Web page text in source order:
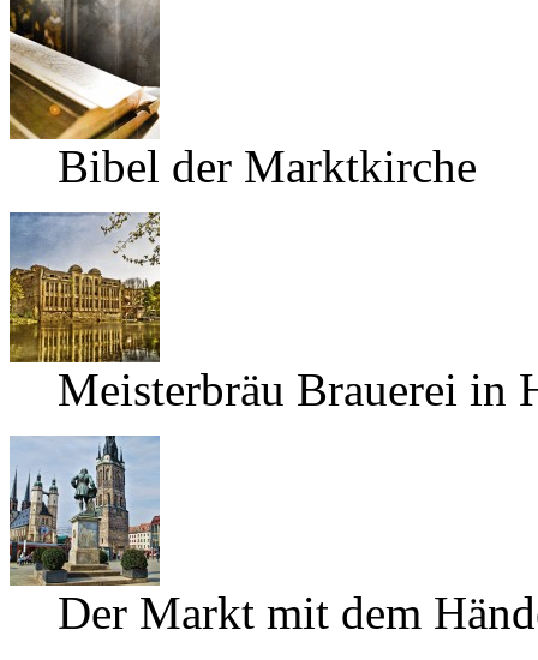
Bibel der Marktkirche
Meisterbräu Brauerei in
Der Markt mit dem